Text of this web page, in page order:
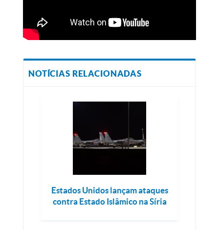
NOTÍCIAS RELACIONADAS
Estados Unidos lançam ataques
contra Estado Islâmico na Síria